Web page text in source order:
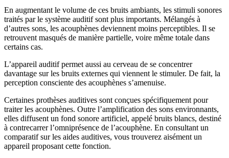
En augmentant le volume de ces bruits ambiants, les stimuli sonores
traités par le système auditif sont plus importants. Mélangés à
d’autres sons, les acouphènes deviennent moins perceptibles. Il se
retrouvent masqués de manière partielle, voire même totale dans
certains cas.
L’appareil auditif permet aussi au cerveau de se concentrer
davantage sur les bruits externes qui viennent le stimuler. De fait, la
perception consciente des acouphènes s’amenuise.
Certaines prothèses auditives sont conçues spécifiquement pour
traiter les acouphènes. Outre l’amplification des sons environnants,
elles diffusent un fond sonore artificiel, appelé bruits blancs, destiné
à contrecarrer l’omniprésence de l’acouphène. En consultant un
comparatif sur les aides auditives, vous trouverez aisément un
appareil proposant cette fonction.